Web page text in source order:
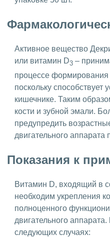
Активное вещество
или витамин D3 –
процессе формирования
поскольку способствует
кишечнике. Таким
кости и зубной эмали.
предупредить
двигательного аппарата
Показания к
Витамин D, входящий в
необходим укрепления
полноценного
двигательного
следующих случаях: